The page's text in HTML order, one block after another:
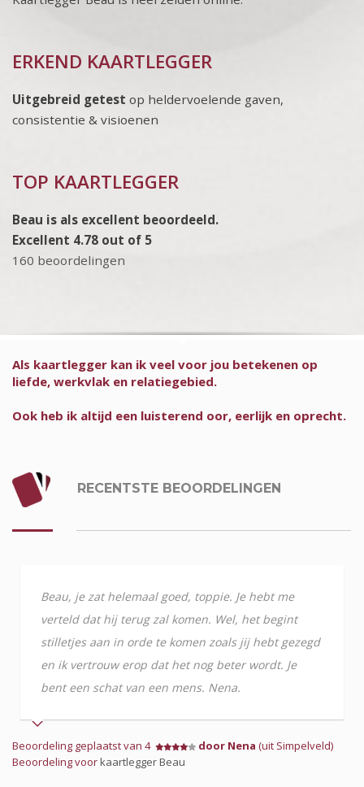
ERKEND KAARTLEGGER
Uitgebreid getest op heldervoelende gaven,
consistentie & visioenen
TOP KAARTLEGGER
Beau is als excellent beoordeeld.
Excellent 4.78 out of 5
160 beoordelingen
Als kaartlegger kan ik veel voor jou betekenen op
liefde, werkvlak en relatiegebied.
Ook heb ik altijd een luisterend oor, eerlijk en oprecht.
RECENTSTE BEOORDELINGEN
Beau, je zat helemaal goed, toppie. Je hebt me
verteld dat hij terug zal komen. Wel, het begint
stilletjes aan in orde te komen zoals jij hebt gezegd
en ik vertrouw erop dat het nog beter wordt. Je
bent een schat van een mens. Nena.
Beoordeling geplaatst van 4 door Nena (uit Simpelveld)
Beoordeling voorkaartlegger Beau